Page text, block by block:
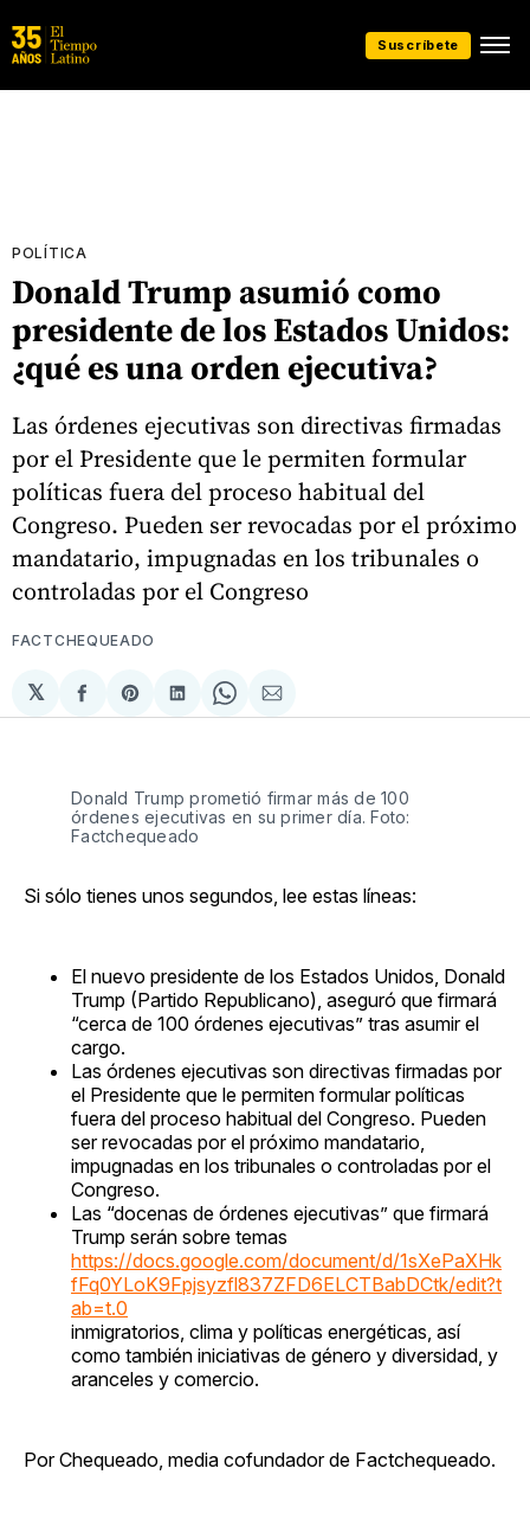
Suscríbete
POLÍTICA
Donald Trump asumió como
presidente de los Estados Unidos:
¿qué es una orden ejecutiva?
Las órdenes ejecutivas son directivas firmadas
por el Presidente que le permiten formular
políticas fuera del proceso habitual del
Congreso. Pueden ser revocadas por el próximo
mandatario, impugnadas en los tribunales o
controladas por el Congreso
FACTCHEQUEADO
𝕏
Compartir
en
Share
on
Compartir
en
Share
on
Compartir
via
Donald Trump prometió firmar más de 100
órdenes ejecutivas en su primer día. Foto:
Factchequeado
Si sólo tienes unos segundos, lee estas líneas:
El nuevo presidente de los Estados Unidos, Donald
Trump (Partido Republicano), aseguró que firmará
“cerca de 100 órdenes ejecutivas” tras asumir el
cargo.
Las órdenes ejecutivas son directivas firmadas por
el Presidente que le permiten formular políticas
fuera del proceso habitual del Congreso. Pueden
ser revocadas por el próximo mandatario,
impugnadas en los tribunales o controladas por el
Congreso.
Las “docenas de órdenes ejecutivas” que firmará
Trump serán sobre temas
https://docs.google.com/document/d/1sXePaXHk
fFq0YLoK9Fpjsyzfl837ZFD6ELCTBabDCtk/edit?t
ab=t.0
inmigratorios, clima y políticas energéticas, así
como también iniciativas de género y diversidad, y
aranceles y comercio.
Por Chequeado, media cofundador de Factchequeado.